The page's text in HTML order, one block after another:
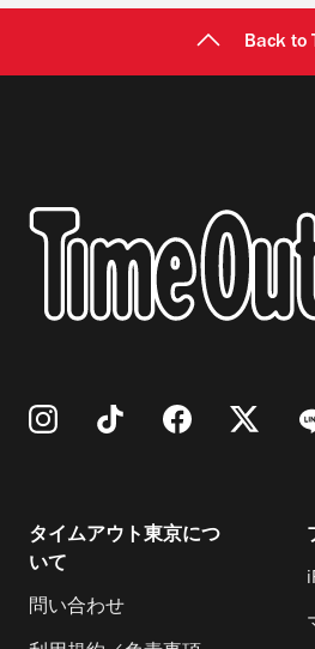
Back to
タイムアウト東京につ
いて
問い合わせ